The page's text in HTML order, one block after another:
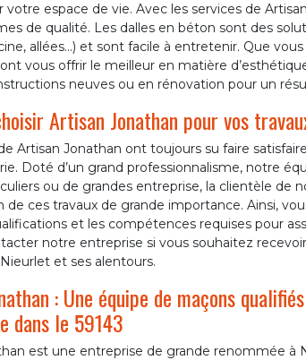
votre espace de vie. Avec les services de
de qualité. Les dalles en béton sont des
allées…) et sont facile à entretenir. Que
vous offrir le meilleur en matière
neuves ou en rénovation pour un
Artisan Jonathan pour vos
Artisan Jonathan ont toujours su faire
Doté d’un grand professionnalisme, notre
ou de grandes entreprise, la clientèle
de ces travaux de grande importance. Ainsi,
et les compétences requises pour
notre entreprise si vous souhaitez
et ses alentours.
: Une équipe de maçons
dans le 59143
est une entreprise de grande renommée